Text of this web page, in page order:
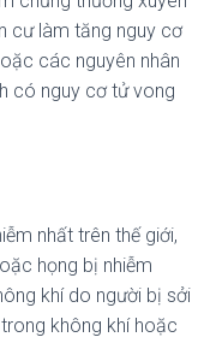
cư làm tăng nguy cơ
các nguyên nhân
có nguy cơ tử vong
nhất trên thế giới,
họng bị nhiễm
khí do người bị sởi
không khí hoặc